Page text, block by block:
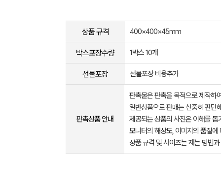
상품 규격 400×400×45mm
박스포장수량 1박스 10개
선물포장 선물포장 비용추가
판촉상품 안내
판촉물은 판촉을 목적으로 제작하
일반상품으로 판매는 신중히 판단
제공되는 상품의 사진은 이해를
모니터의 해상도, 이미지의 품질
상품 규격 및 사이즈는 재는 방법